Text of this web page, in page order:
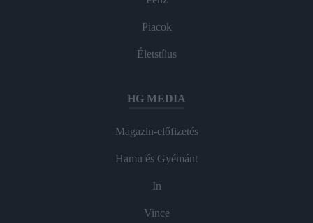
Piacok
Életstílus
HG MEDIA
Magazin-előfizetés
Hamu és Gyémánt
In
Vince